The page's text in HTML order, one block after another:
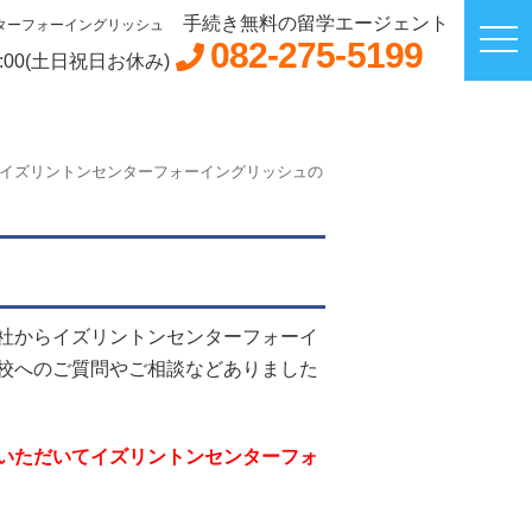
ーフォーイングリッシュ
手続き無料の留学エージェント
土日祝日お休み)
082-275-5199
ズリントンセンターフォーイングリッシュの
からイズリントンセンターフォーイ
へのご質問やご相談などありました
ただいてイズリントンセンターフォ